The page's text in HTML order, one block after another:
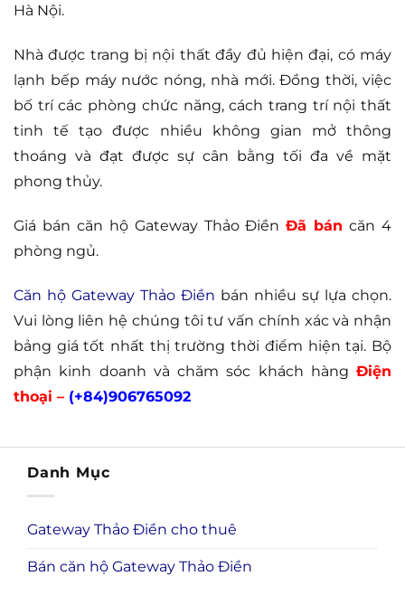
Hà Nội.
Nhà được trang bị nội thất đầy đủ hiện đại, có máy
lạnh bếp máy nước nóng, nhà mới. Đồng thời, việc
bố trí các phòng chức năng, cách trang trí nội thất
tinh tế tạo được nhiều không gian mở thông
thoáng và đạt được sự cân bằng tối đa về mặt
phong thủy.
Giá bán căn hộ Gateway Thảo ĐiềnĐã bán căn 4
phòng ngủ.
Căn hộ Gateway Thảo Điền bán nhiều sự lựa chọn.
Vui lòng liên hệ chúng tôi tư vấn chính xác và nhận
bảng giá tốt nhất thị trường thời điểm hiện tại. Bộ
phận kinh doanh và chăm sóc khách hàng Điện
thoại – (+84)906765092
Danh Mục
Gateway Thảo Điền cho thuê
Bán căn hộ Gateway Thảo Điền